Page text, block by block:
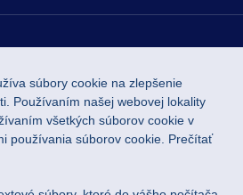
súbory cookie na zlepšenie
Používaním našej webovej lokality
všetkých súborov cookie v
používania súborov cookie. Prečítať